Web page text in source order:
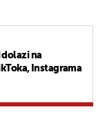
dolazi na
Instagrama